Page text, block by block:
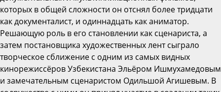
которых в общей сложности он отснял более тридцати
как документалист, и одиннадцать как аниматор.
Решающую роль в его становлении как сценариста, а
затем постановщика художественных лент сыграло
творческое сближение с одним из самых видных
кинорежиссёров Узбекистана Эльёром Ишмухамедовым
и замечательным сценаристом Одильшой Агишевым. В